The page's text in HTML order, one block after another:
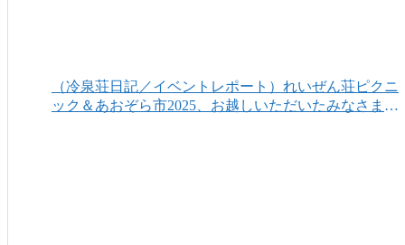
（冷泉荘日記／イベントレポート）れいぜん荘ピクニ
ック＆あおぞら市2025、お越しいただいたみなさまあ